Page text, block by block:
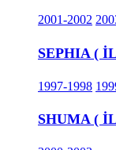
2001-2002
SEPHIA (
1997-1998
SHUMA (